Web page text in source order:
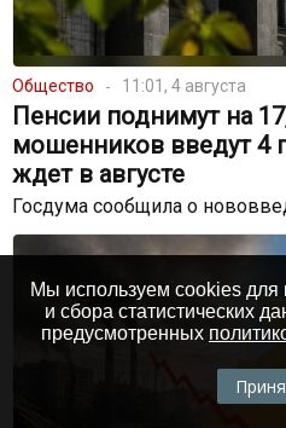
Общество 11:01, 4 августа
Пенсии поднимут на
мошенников введут 4
ждет в августе
Госдума сообщила о
Мы используем cookies для
и сбора статистических
предусмотренных